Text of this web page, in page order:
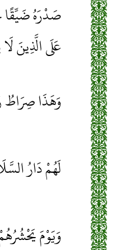
صَدْرَهُ ضَيِّقًا
عَلَى الَّذِينَ
وَهَذَا صِرَاطُ
لَهُمْ دَارُ
وَيَوْمَ